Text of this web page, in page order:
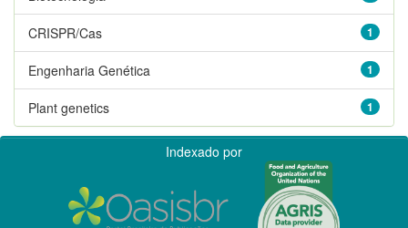
1
CRISPR/Cas
1
Engenharia Genética
1
Plant genetics
Indexado por